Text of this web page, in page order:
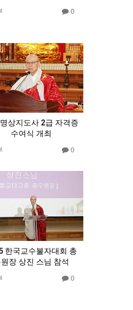
0
상지도사 2급 자격증
수여식 개최
0
한국교수불자대회 총
장 상진 스님 참석
0